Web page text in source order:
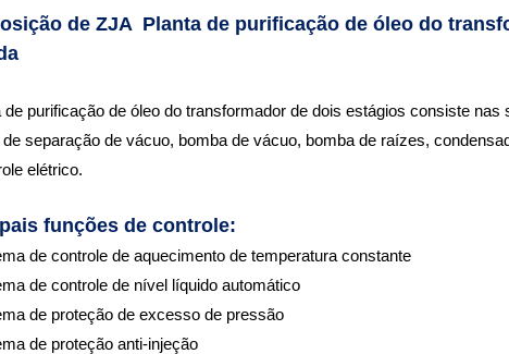
de ZJA Planta de purificação de óleo do
de purificação de óleo do transformador de dois estágios consiste
separação de vácuo, bomba de vácuo, bomba de raízes,
elétrico.
funções de controle:
de controle de aquecimento de temperatura constante
de controle de nível líquido automático
de proteção de excesso de pressão
de proteção anti-injeção